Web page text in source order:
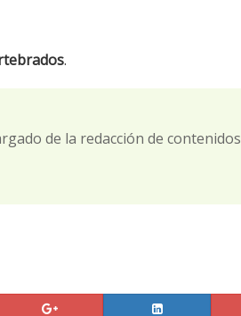
.
de la redacción de contenidos